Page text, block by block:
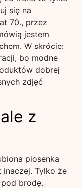
się na
70., przez
jestem
W skrócie:
bo modne
dobrej
zdjęć
z
piosenka
inaczej. Tylko że
brodę.